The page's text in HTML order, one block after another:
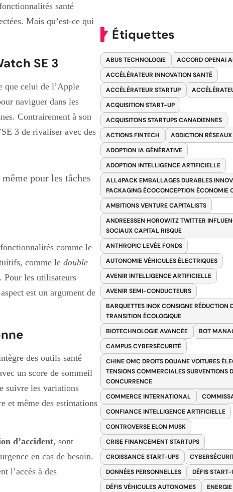
santé
Mais qu’est-ce qui
SE 3
que celui de l’Apple
naviguer dans les
Contrairement à son
3 de rivaliser avec des
pour les tâches
comme le
comme le double
Pour les utilisateurs
est un argument de
des outils santé
un score de sommeil
suivre les variations
et même des estimations
d’accident, sont
en cas de besoin.
l’accès à des
Étiquettes
ABUS TECHNOLOGIE
ACCORD OPENAI
ACCÉLÉRATEUR INNOVATION SANTÉ
ACCÉLÉRATEUR STARTUP
ACQUISITION START-UP
ACQUISITONS STARTUPS CANADIENNES
ACTIONS FINTECH
ADDICTION
ADOPTION IA GÉNÉRATIVE
ADOPTION INTELLIGENCE ARTIFICIELLE
ALL4PACK EMBALLAGES DURABLES
PACKAGING ÉCOCONCEPTION ÉCONOMIE
AMBITIONS VENTURE CAPITALISTS
ANDREESSEN HOROWITZ TWITTER
SOCIAUX CAPITAL RISQUE
ANTHROPIC LEVÉE FONDS
AUTONOMIE VÉHICULES ÉLECTRIQUES
AVENIR INTELLIGENCE ARTIFICIELLE
AVENIR SEMI-CONDUCTEURS
BARQUETTES INOX CONSIGNE RÉDUCTION
TRANSITION ÉCOLOGIQUE
BIOTECHNOLOGIE AVANCÉE
BOT
CAMPUS CYBERSÉCURITÉ
CHINE OMC DROITS DOUANE VOITURES
TENSIONS COMMERCIALES SUBVENTIONS
CONCURRENCE
COMMERCE INTERNATIONAL
CONFIANCE INTELLIGENCE ARTIFICIELLE
CONTROVERSE ELON MUSK
CRISE FINANCEMENT STARTUPS
CROISSANCE START-UPS
DONNÉES PERSONNELLES
DÉFIS START-
DÉFIS VÉHICULES AUTONOMES